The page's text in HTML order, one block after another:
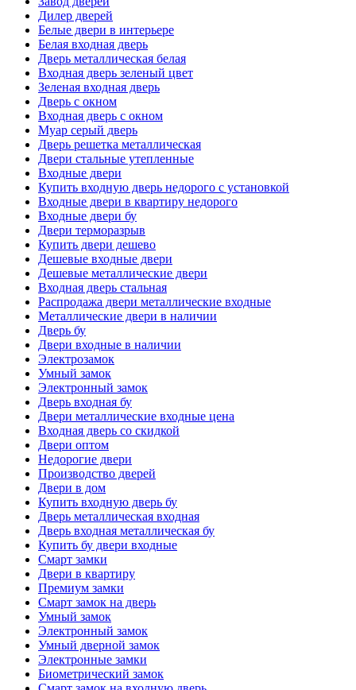
Дилер дверей
Белые двери в интерьере
Белая входная дверь
Дверь металлическая белая
Входная дверь зеленый цвет
Зеленая входная дверь
Дверь с окном
Входная дверь с окном
Муар серый дверь
Дверь решетка металлическая
Двери стальные утепленные
Входные двери
Купить входную дверь недорого с установкой
Входные двери в квартиру недорого
Входные двери бу
Двери терморазрыв
Купить двери дешево
Дешевые входные двери
Дешевые металлические двери
Входная дверь стальная
Распродажа двери металлические входные
Металлические двери в наличии
Дверь бу
Двери входные в наличии
Электрозамок
Умный замок
Электронный замок
Дверь входная бу
Двери металлические входные цена
Входная дверь со скидкой
Двери оптом
Недорогие двери
Производство дверей
Двери в дом
Купить входную дверь бу
Дверь металлическая входная
Дверь входная металлическая бу
Купить бу двери входные
Смарт замки
Двери в квартиру
Премиум замки
Смарт замок на дверь
Умный замок
Электронный замок
Умный дверной замок
Электронные замки
Биометрический замок